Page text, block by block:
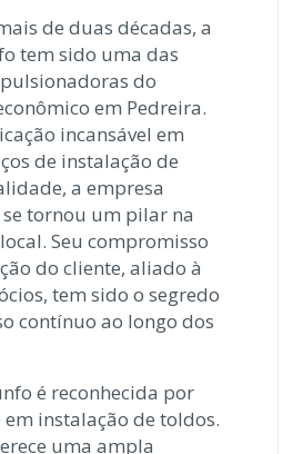
de duas décadas, a
tem sido uma das
do
em Pedreira.
incansável em
de instalação de
a empresa
tornou um pilar na
Seu compromisso
do cliente, aliado à
tem sido o segredo
contínuo ao longo dos
é reconhecida por
instalação de toldos.
uma ampla